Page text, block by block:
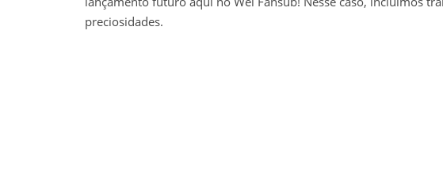
preciosidades.